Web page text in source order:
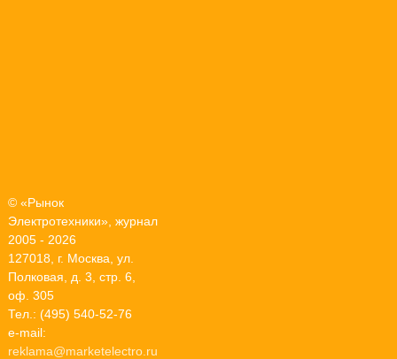
© «Рынок
Электротехники», журнал
2005 - 2026
127018, г. Москва, ул.
Полковая, д. 3, стр. 6,
оф. 305
Тел.: (495) 540-52-76
e-mail:
reklama@marketelectro.ru